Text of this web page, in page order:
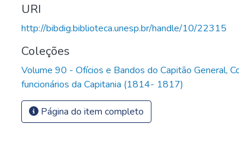
URI
http://bibdig.biblioteca.unesp.br/handle/10/22315
Coleções
Volume 90 - Ofícios e Bandos do Capitão General,
funcionários da Capitania (1814- 1817)
Página do item completo